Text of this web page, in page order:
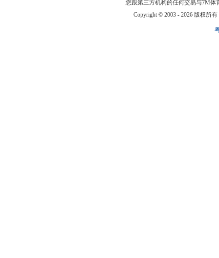
您跟第三方机构的任何交易与7M
Copyright © 2003 - 2026 版权所有